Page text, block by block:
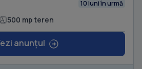
10 luni în urmă
500 mp teren
anunțul